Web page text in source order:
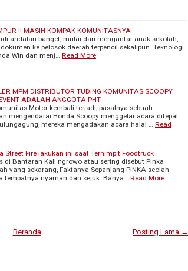
!! MASIH KOMPAK KOMUNITASNYA
andalan banget, mulai dari mengantar anak sekolah,
ke pelosok daerah terpencil sekalipun. Teknologi
Win dan menj… Read More
MPM DISTRIBUTOR TUDING KOMUNITAS SCOOPY
ADALAH ANGGOTA PHT
Motor kembali terjadi, pasalnya sebuah
mengendarai Honda Scoopy menggelar acara ditepat
mereka mengadakan acara halal … Read
Street Fire lakukan ini saat Terhimpit Foodtruck
di Bantaran Kali ngrowo atau sering disebut Pinka
yang sekarang, Faktanya Sepanjang PINKA seolah
tempatnya nyaman dan sejuk. Banya… Read More
Posting Lama →
Beranda